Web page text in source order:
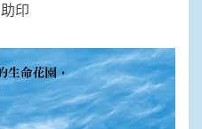
印